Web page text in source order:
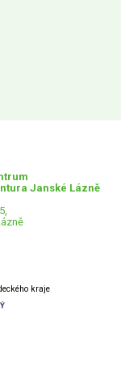
Janské Lázně
kraje